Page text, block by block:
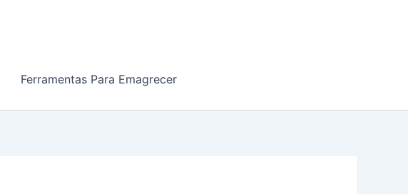
Ferramentas Para Emagrecer